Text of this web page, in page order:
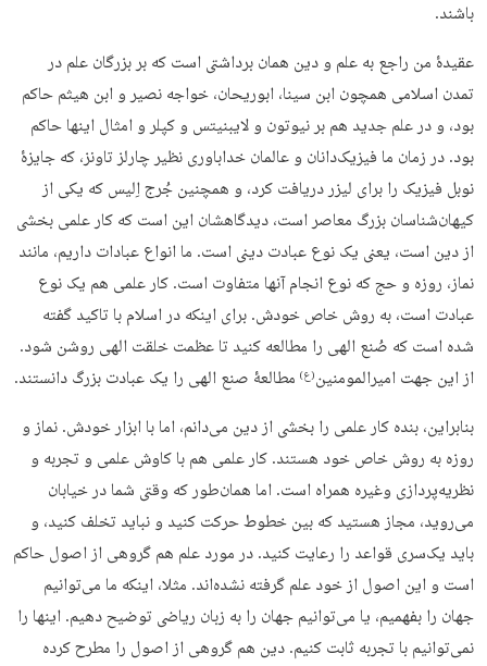
باشند.
عقیدۀ من راجع به علم و دین همان برداشتی است که بر بزرگان علم در
تمدن اسلامی همچون ابن سینا، ابوریحان، خواجه نصیر و ابن هیثم حاکم
بود، و در علم جدید هم بر نیوتون و لایبنیتس و کپلر و امثال اینها حاکم
بود. در زمان ما فیزیک‌دانان و عالمان خداباوری نظیر چارلز تاونز، که جایزۀ
نوبل فیزیک را برای لیزر دریافت کرد، و همچنین جُرج اِلیس که یکی از
کیهان‌شناسان بزرگ معاصر است، دیدگاهشان این است که کار علمی بخشی
از دین است، یعنی یک نوع عبادت دینی است. ما انواع عبادات داریم، مانند
نماز، روزه و حج که نوع انجام آنها متفاوت است. کار علمی هم یک نوع
عبادت است، به روش خاص خودش. برای اینکه در اسلام با تاکید گفته
شده است که صُنع الهی را مطالعه کنید تا عظمت خلقت الهی روشن شود.
از این جهت امیرالمومنین(ع) مطالعۀ صنع الهی را یک عبادت بزرگ دانستند.
بنابراین، بنده کار علمی را بخشی از دین می‌دانم، اما با ابزار خودش. نماز و
روزه به روش خاص خود هستند. کار علمی هم با کاوش علمی و تجربه و
نظریه‎‌پردازی وغیره همراه است. اما همان‌طور که وقتی شما در خیابان
می‌روید، مجاز هستید که بین خطوط حرکت کنید و نباید تخلف کنید، و
باید یک‌سری قواعد را رعایت کنید. در مورد علم هم گروهی از اصول حاکم
است و این اصول از خود علم گرفته نشده‌اند. مثلا، اینکه ما می‌توانیم
جهان را بفهمیم، یا می‌توانیم جهان را به زبان ریاضی توضیح دهیم. اینها را
نمی‌توانیم با تجربه ثابت کنیم. دین هم گروهی از اصول را مطرح کرده